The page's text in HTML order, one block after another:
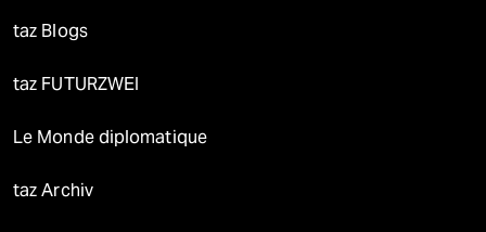
taz Blogs
taz FUTURZWEI
Le Monde diplomatique
taz Archiv